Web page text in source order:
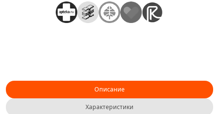
Описание
Характеристики